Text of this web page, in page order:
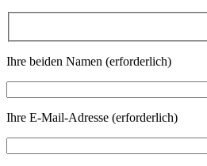
Ihre beiden Namen (erforderlich)
Ihre E-Mail-Adresse (erforderlich)